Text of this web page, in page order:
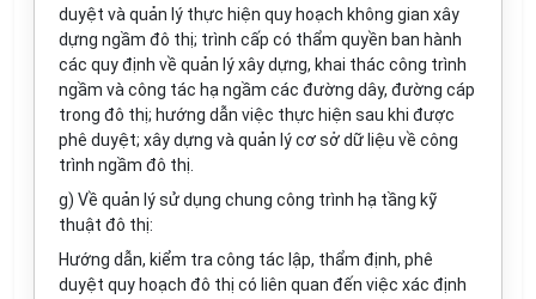
duyệt và quản lý thực hiện quy hoạch không gian xây
dựng ngầm đô thị; trình cấp có thẩm quyền ban hành
các quy định về quản lý xây dựng, khai thác công trình
ngầm và công tác hạ ngầm các đường dây, đường cáp
trong đô thị; hướng dẫn việc thực hiện sau khi được
phê duyệt; xây dựng và quản lý cơ sở dữ liệu về công
trình ngầm đô thị.
g) Về quản lý sử dụng chung công trình hạ tầng kỹ
thuật đô thị:
Hướng dẫn, kiểm tra công tác lập, thẩm định, phê
duyệt quy hoạch đô thị có liên quan đến việc xác định